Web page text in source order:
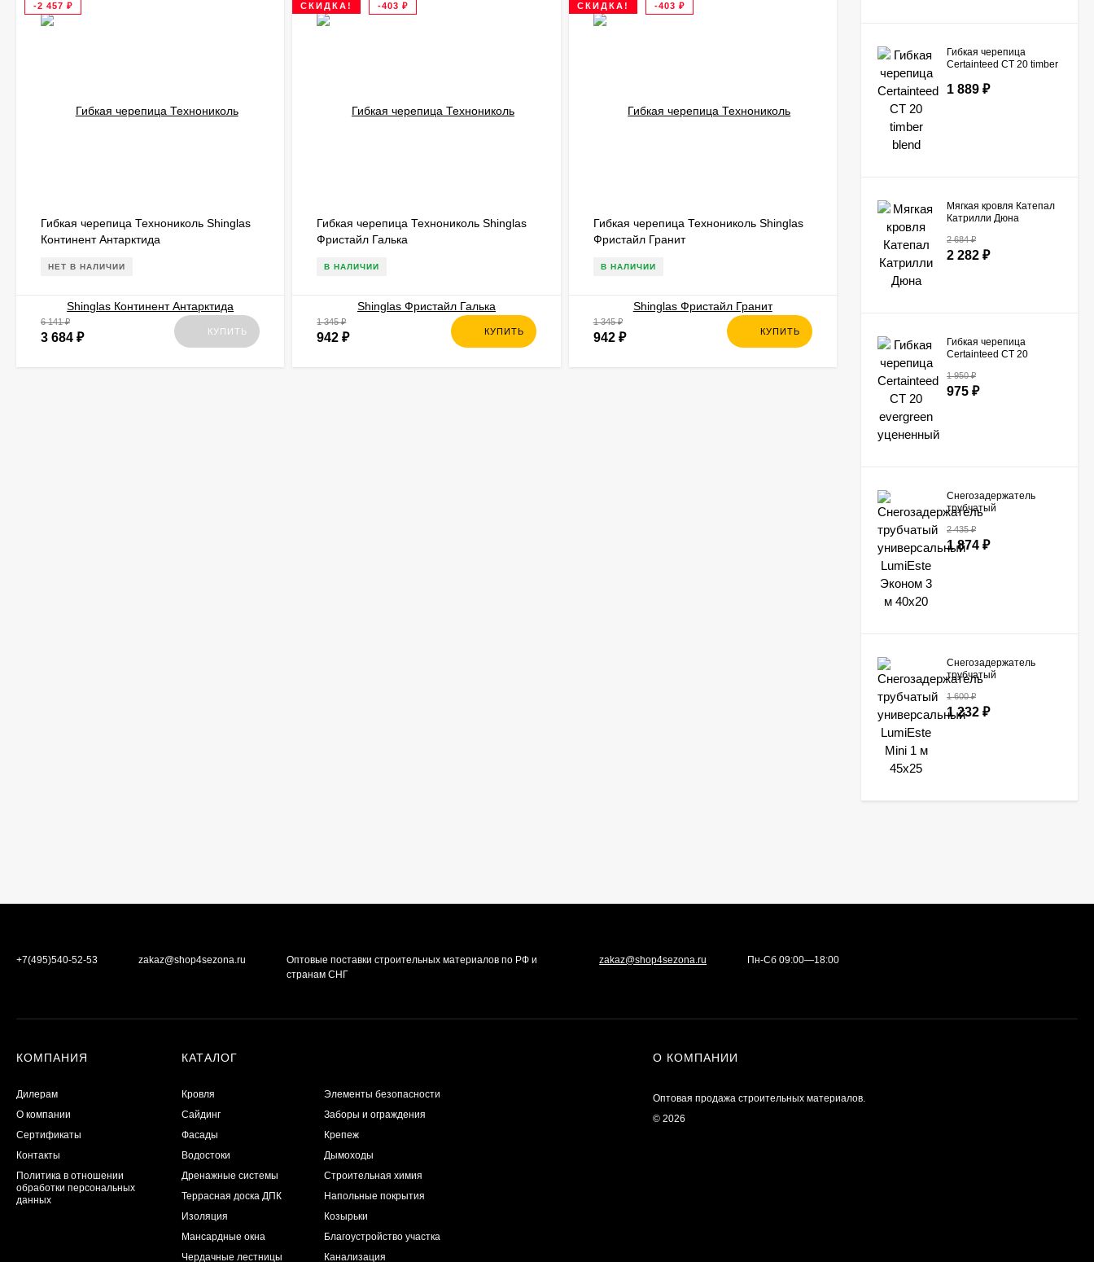
-2 457 ₽
Гибкая черепица Технониколь Shinglas
Континент Антарктида
НЕТ В НАЛИЧИИ
6 141₽
3 684 ₽ КУПИТЬ
СКИДКА! -403₽
Гибкая черепица Технониколь Shinglas
Фристайл Галька
В НАЛИЧИИ
1 345₽
942₽ КУПИТЬ
СКИДКА! -403 ₽
Гибкая черепица Технониколь Shinglas
Фристайл Гранит
В НАЛИЧИИ
1 345₽
942 ₽ КУПИТЬ
Гибкая черепица Технониколь Shinglas
Фристайл Шельф
В НАЛИЧИИ
942 ₽
Гибкая черепица
Certainteed СТ 20 timber
1 889 ₽
Мягкая кровля Катепал
Катрилли Дюна
2 684₽
2 282 ₽
Гибкая черепица
Certainteed СТ 20
1 950₽
975 ₽
Снегозадержатель
трубчатый
LumiEste Эконом 3 м
40х20
2 435₽
1 874 ₽
Снегозадержатель
трубчатый
LumiEste Mini 1 м 45х25
1 600₽
1 232 ₽
+7(495)540-52-53 zakaz@shop4sezona.ru
Оптовые поставки строительных материалов по РФ и
странам СНГ
zakaz@shop4sezona.ru Пн-Сб 09:00—18:00
КОМПАНИЯ
Дилерам
О компании
Сертификаты
Контакты
Политика в отношении
обработки персональных
данных
КАТАЛОГ
Кровля
Сайдинг
Фасады
Водостоки
Дренажные системы
Террасная доска ДПК
Изоляция
Мансардные окна
Чердачные лестницы
Элементы безопасности
Заборы и ограждения
Крепеж
Дымоходы
Строительная химия
Напольные покрытия
Козырьки
Благоустройство участка
Канализация
О КОМПАНИИ
Оптовая продажа строительных материалов.
© 2026